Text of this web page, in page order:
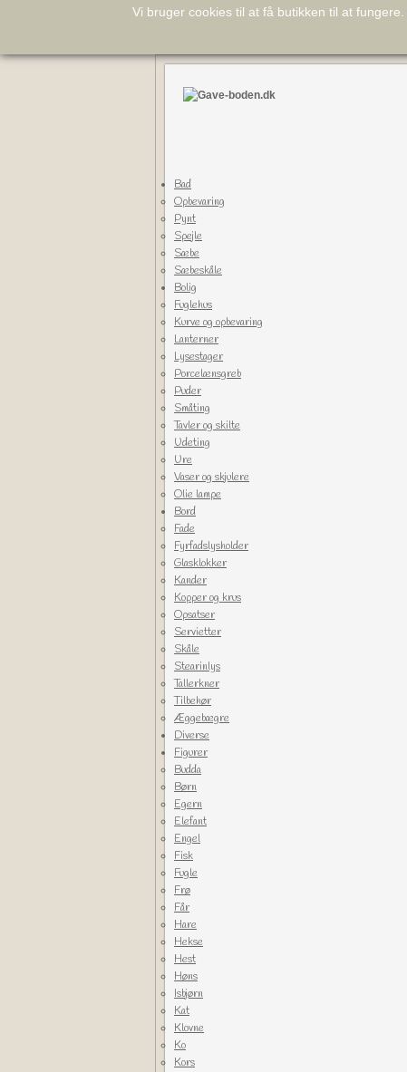
Bad
Opbevaring
Pynt
Spejle
Sæbe
Sæbeskåle
Bolig
Fuglehus
Kurve og opbevaring
Lanterner
Lysestager
Porcelænsgreb
Puder
Småting
Tavler og skilte
Udeting
Ure
Vaser og skjulere
Olie lampe
Bord
Fade
Fyrfadslysholder
Glasklokker
Kander
Kopper og krus
Opsatser
Servietter
Skåle
Stearinlys
Tallerkner
Tilbehør
Æggebægre
Diverse
Figurer
Budda
Børn
Egern
Elefant
Engel
Fisk
Fugle
Frø
Får
Hare
Hekse
Hest
Høns
Isbjørn
Kat
Klovne
Ko
Kors
Vi bruger cookies til at få butikken til at fungere.